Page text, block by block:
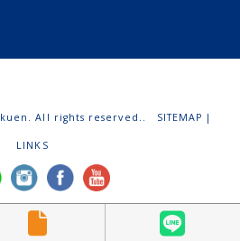
All rights reserved.. SITEMAP |
LINKS